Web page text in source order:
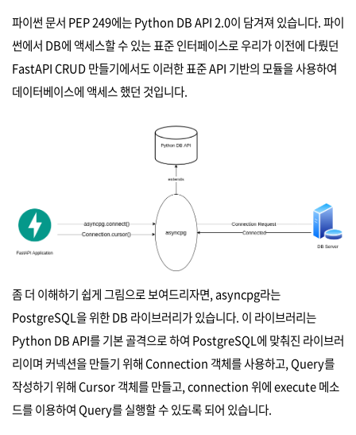
파이썬 문서 PEP 249에는 Python DB API 2.0이 담겨져 있습니다. 파이
썬에서 DB에 액세스할 수 있는 표준 인터페이스로 우리가 이전에 다뤘던
FastAPI CRUD 만들기에서도 이러한 표준 API 기반의 모듈을 사용하여
데이터베이스에 액세스 했던 것입니다.
좀 더 이해하기 쉽게 그림으로 보여드리자면, asyncpg라는
PostgreSQL을 위한 DB 라이브러리가 있습니다. 이 라이브러리는
Python DB API를 기본 골격으로 하여 PostgreSQL에 맞춰진 라이브러
리이며 커넥션을 만들기 위해 Connection 객체를 사용하고, Query를
작성하기 위해 Cursor 객체를 만들고, connection 위에 execute 메소
드를 이용하여 Query를 실행할 수 있도록 되어 있습니다.